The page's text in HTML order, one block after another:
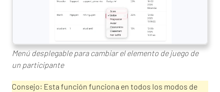
Menú desplegable para cambiar el elemento de juego de
un participante
Consejo: Esta función funciona en todos los modos de